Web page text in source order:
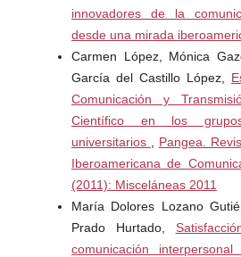
innovadores de la
desde una mirada
Carmen López, Mónica
García del Castillo López,
Comunicación y
Científico en los
universitarios
Pangea.
Iberoamericana de
(2011): Misceláneas 2011
María Dolores Lozano
Prado Hurtado,
comunicación